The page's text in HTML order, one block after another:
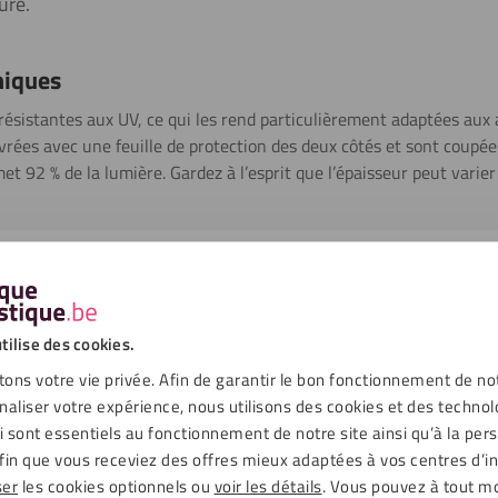
des cookies.
votre vie privée. Afin de garantir le bon fonctionnement de
votre expérience, nous utilisons des cookies et des
sont essentiels au fonctionnement de notre site ainsi qu’à la
que vous receviez des offres mieux adaptées à vos centres
les cookies optionnels ou voir les détails. Vous pouvez à tout
aux UV, ce qui les rend particulièrement adaptées
avec une feuille de protection des deux côtés et sont
92 % de la lumière. Gardez à l’esprit que l’épaisseur peut varier
Transparent
Lisse, Transparent
92 %